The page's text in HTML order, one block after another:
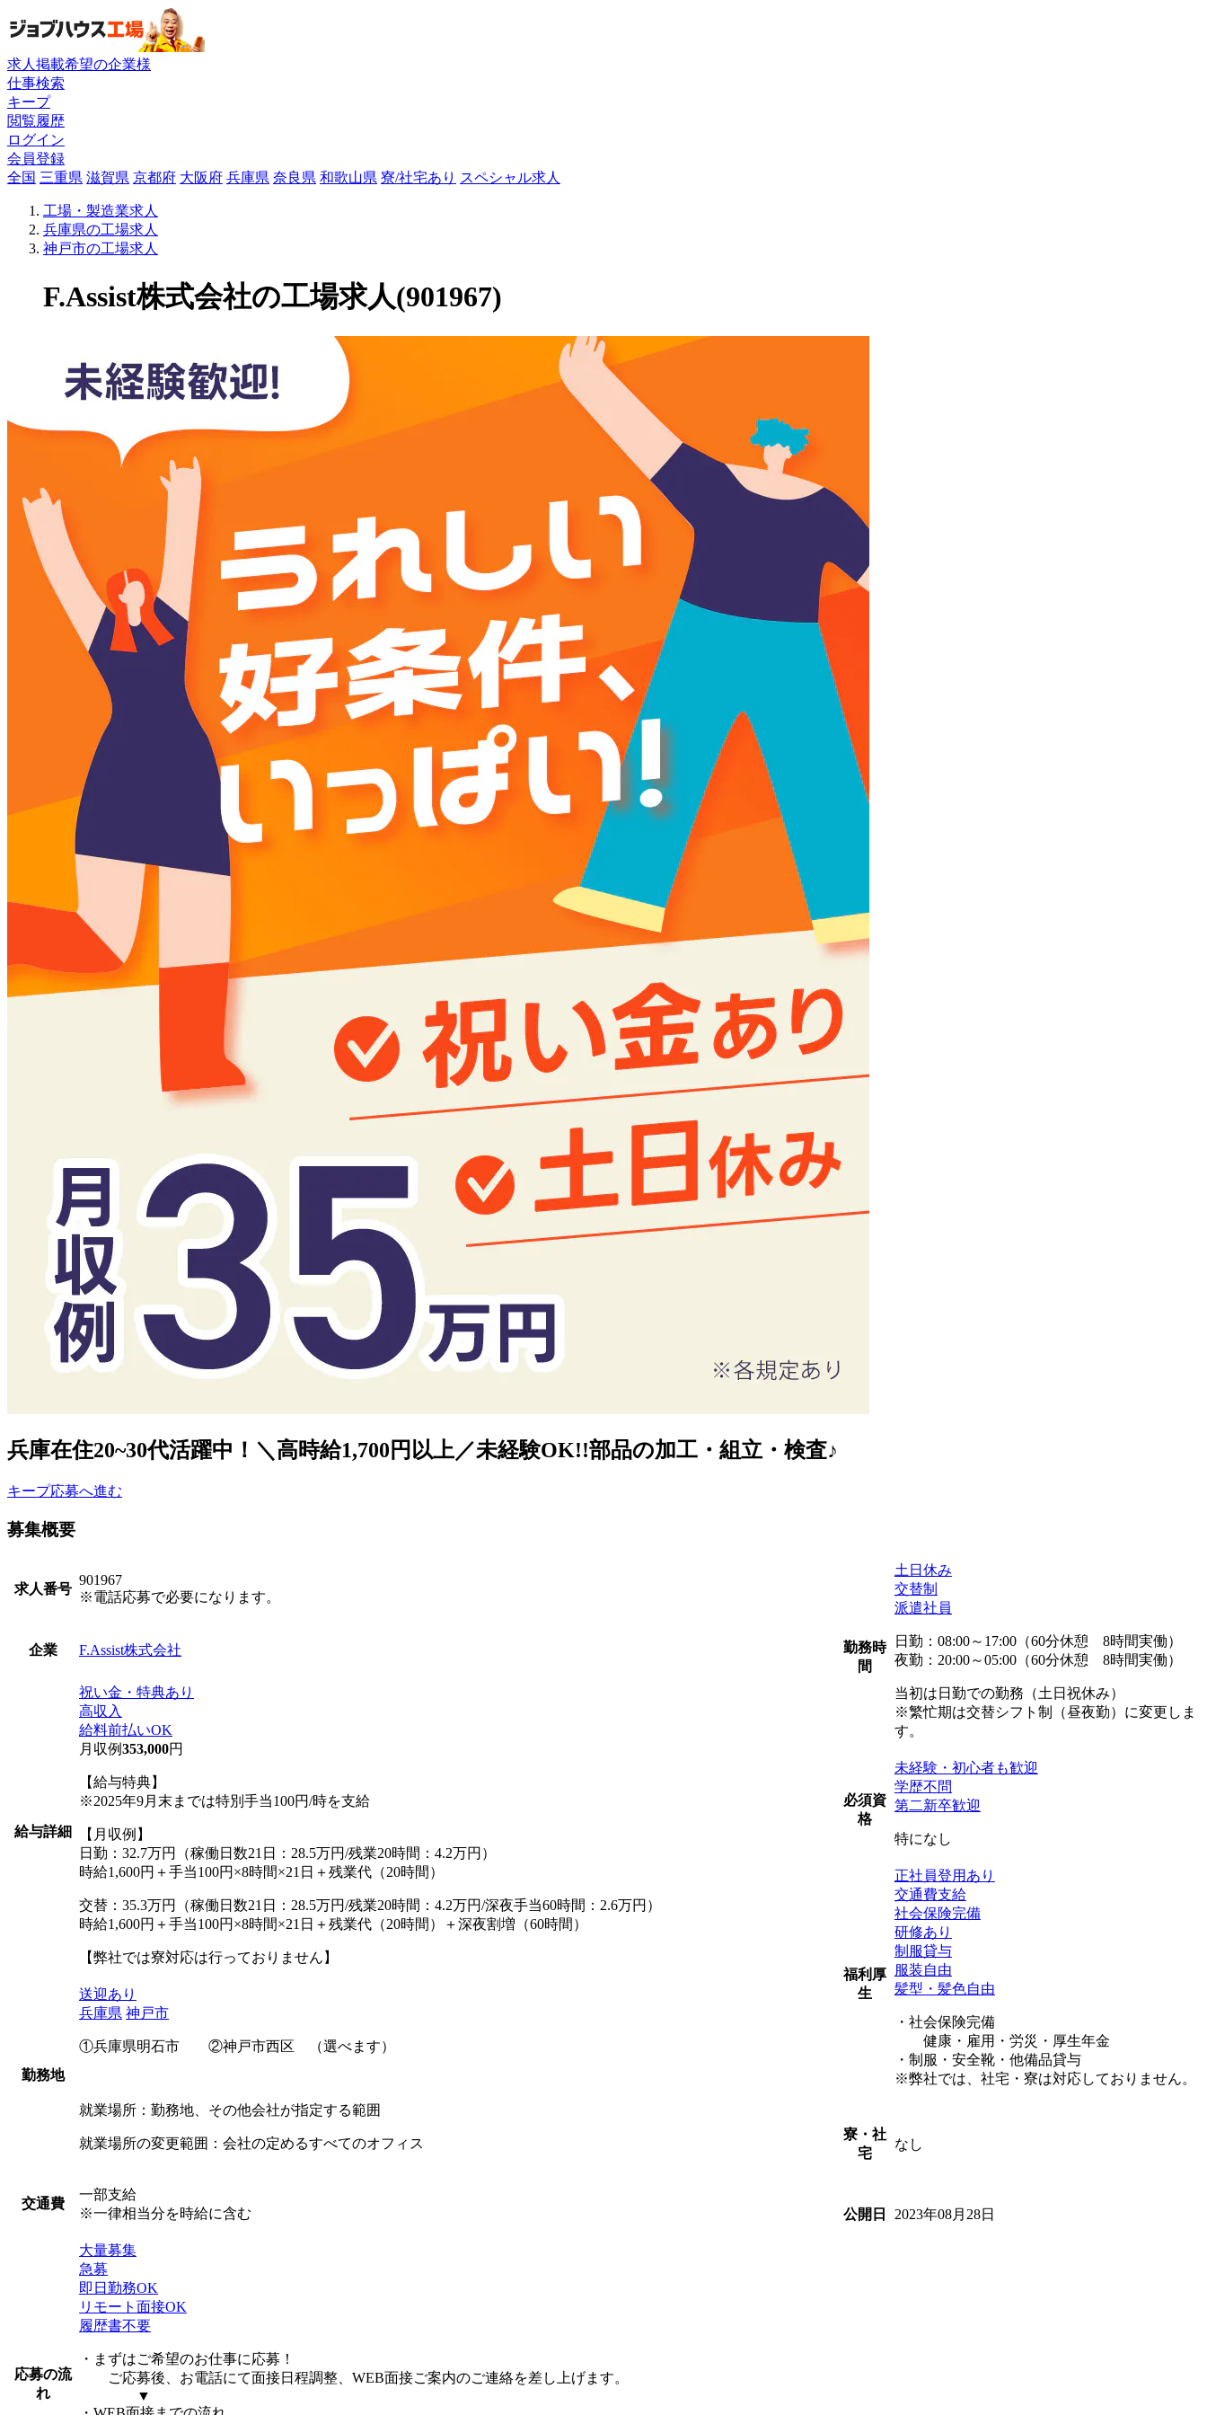
求人掲載希望の企業様
仕事検索
キープ
閲覧履歴
ログイン
会員登録
全国 三重県 滋賀県 京都府 大阪府 兵庫県 奈良県 和歌山県 寮/社宅あり スペシャル求人
工場・製造業求人
兵庫県の工場求人
神戸市の工場求人
F.Assist株式会社の工場求人(901967)
兵庫在住20~30代活躍中！＼高時給1,700円以上／未経験OK!!部品の加工・組立・検査♪
キープ応募へ進む
募集概要
求人番号
901967
※電話応募で必要になります。
企業 F.Assist株式会社
給与詳細
祝い金・特典あり
高収入
給料前払いOK
月収例353,000円
【給与特典】
※2025年9月末までは特別手当100円/時を支給
【月収例】
日勤：32.7万円（稼働日数21日：28.5万円/残業20時間：4.2万円）
時給1,600円＋手当100円×8時間×21日＋残業代（20時間）
交替：35.3万円（稼働日数21日：28.5万円/残業20時間：4.2万円/深夜手当60時間：2.6万円）
時給1,600円＋手当100円×8時間×21日＋残業代（20時間）＋深夜割増（60時間）
【弊社では寮対応は行っておりません】
勤務地
送迎あり
兵庫県 神戸市
①兵庫県明石市 ②神戸市西区 （選べます）
就業場所：勤務地、その他会社が指定する範囲
就業場所の変更範囲：会社の定めるすべてのオフィス
交通費
一部支給
※一律相当分を時給に含む
応募の流
れ
大量募集
急募
即日勤務OK
リモート面接OK
履歴書不要
・まずはご希望のお仕事に応募！
ご応募後、お電話にて面接日程調整、WEB面接ご案内のご連絡を差し上げます。
▼
勤務時
間
土日休み
交替制
派遣社員
日勤：08:00～17:00（60分休憩 8時間実働）
夜勤：20:00～05:00（60分休憩 8時間実働）
当初は日勤での勤務（土日祝休み）
※繁忙期は交替シフト制（昼夜勤）に変更しま
す。
必須資
格
未経験・初心者も歓迎
学歴不問
第二新卒歓迎
特になし
福利厚
生
正社員登用あり
交通費支給
社会保険完備
研修あり
制服貸与
服装自由
髪型・髪色自由
・社会保険完備
健康・雇用・労災・厚生年金
・制服・安全靴・他備品貸与
※弊社では、社宅・寮は対応しておりません。
寮・社
宅
なし
公開日 2023年08月28日